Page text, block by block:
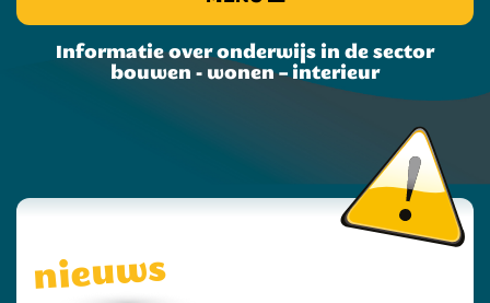
Informatie over onderwijs in de sector
bouwen - wonen – interieur
nieuws